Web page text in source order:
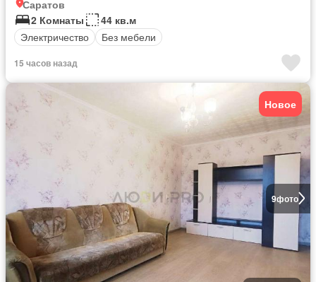
Саратов
2 Комнаты
44 кв.м
Электричество
Без мебели
15 часов назад
9фото
Новое